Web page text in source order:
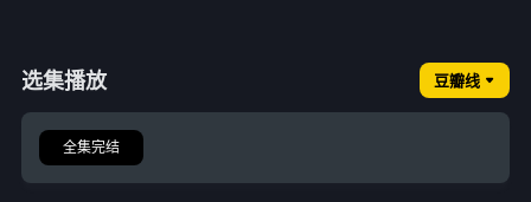
选集播放 豆瓣线
全集完结